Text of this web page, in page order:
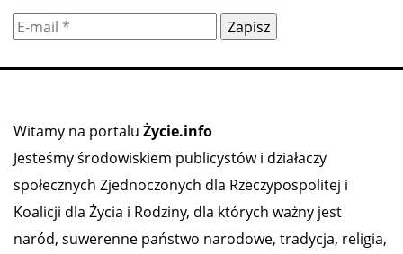
Witamy na portalu Życie.info
Jesteśmy środowiskiem publicystów i działaczy
społecznych Zjednoczonych dla Rzeczypospolitej i
Koalicji dla Życia i Rodziny, dla których ważny jest
naród, suwerenne państwo narodowe, tradycja, religia,